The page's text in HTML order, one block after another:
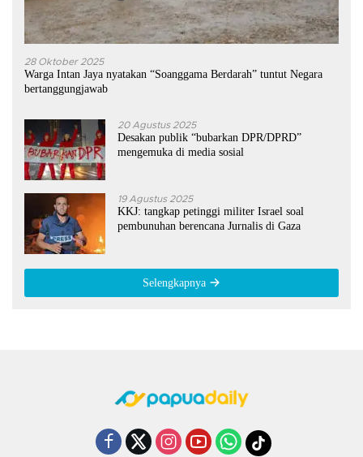
28 Oktober 2025
Warga Intan Jaya nyatakan “Soanggama Berdarah” tuntut Negara
bertanggungjawab
20 Agustus 2025
Desakan publik “bubarkan DPR/DPRD”
mengemuka di media sosial
19 Agustus 2025
KKJ: tangkap petinggi militer Israel soal
pembunuhan berencana Jurnalis di Gaza
Selengkapnya